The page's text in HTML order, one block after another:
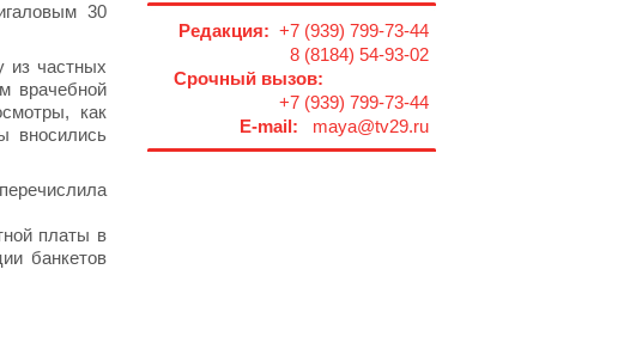
30
из частных
врачебной
как
вносились
платы в
банкетов
Редакция: +7 (939) 799-73-44
8 (8184) 54-93-02
Срочный вызов:
+7 (939) 799-73-44
E-mail: maya@tv29.ru